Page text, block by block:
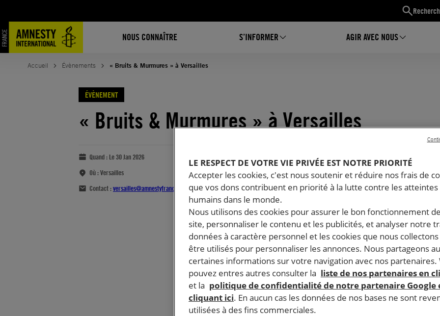
NOUS CONNAÎTRE S’INFORMER AGIR AVEC NOUS
Accueil Évènements « Bruits & Murmures » à Versailles
ÉVÈNEMENT
« Bruits & Murmures » à Versailles
Quand : Le 30 Jan 2026
Où :Versailles
Contact :versailles@amnestyfrance.fr
LE RESPECT DE VOTRE VIE PRIVÉE EST NOTRE PRIORITÉ
Accepter les cookies, c'est nous soutenir et réduire nos frais de
que vos dons contribuent en priorité à la lutte contre les
humains dans le monde.
Nous utilisons des cookies pour assurer le bon fonctionnement
site, personnaliser le contenu et les publicités, et analyser notre
données à caractère personnel et les cookies que nous
être utilisés pour personnaliser les annonces. Nous partageons
certaines informations sur votre navigation avec nos partenaires.
pouvez entres autres consulter la liste de nos partenaires en
et la politique de confidentialité de notre partenaire Google
cliquant ici. En aucun cas les données de nos bases ne sont
utilisées à des fins commerciales.